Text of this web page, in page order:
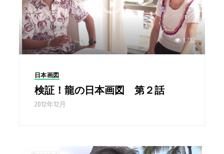
1,732
日本画図
検証！龍の日本画図 第２話
2012年12月